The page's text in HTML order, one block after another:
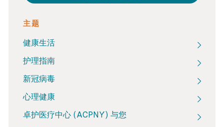
主题
健康生活
护理指南
新冠病毒
心理健康
卓护医疗中心 (ACPNY) 与您